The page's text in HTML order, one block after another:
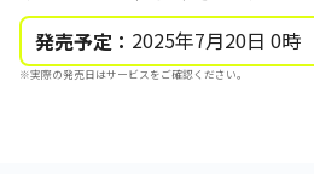
発売予定： 2025年7月20日 0時
※実際の発売日はサービスをご確認ください。